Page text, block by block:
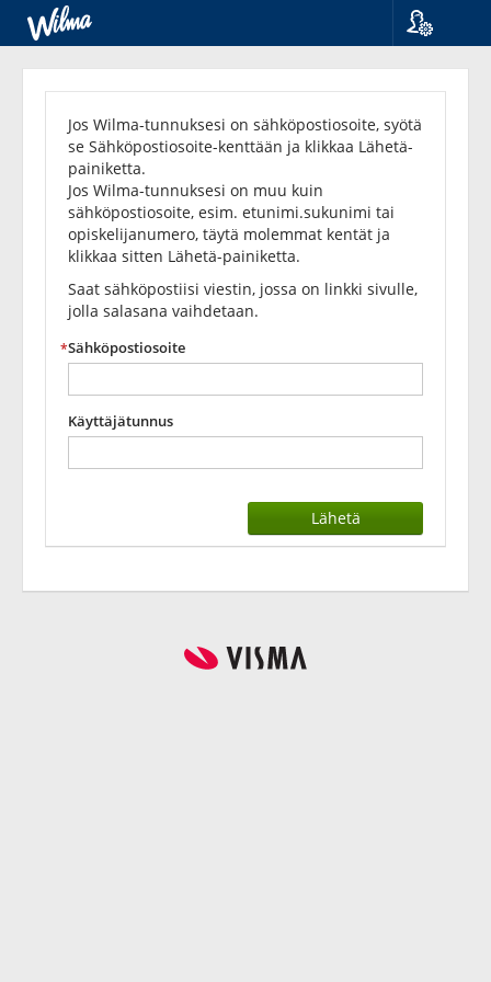
English
Unohditko
salasanasi?
Jos Wilma-tunnuksesi on sähköpostiosoite, syötä
se Sähköpostiosoite-kenttään ja klikkaa Lähetä-
painiketta.
Jos Wilma-tunnuksesi on muu kuin
sähköpostiosoite, esim. etunimi.sukunimi tai
opiskelijanumero, täytä molemmat kentät ja
klikkaa sitten Lähetä-painiketta.
Saat sähköpostiisi viestin, jossa on linkki sivulle,
jolla salasana vaihdetaan.
Sähköpostiosoite
Käyttäjätunnus